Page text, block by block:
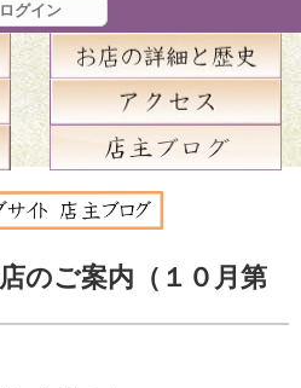
ログイン
のご案内（１０月第